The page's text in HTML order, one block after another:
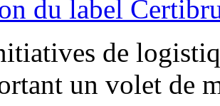
de
un volet de